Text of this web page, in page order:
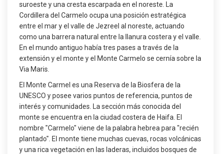
suroeste y una cresta escarpada en el noreste. La
Cordillera del Carmelo ocupa una posición estratégica
entre el mar y el valle de Jezreel al noreste, actuando
como una barrera natural entre la llanura costera y el valle.
En el mundo antiguo había tres pases a través de la
extensión y el monte y el Monte Carmelo se cernía sobre la
Via Maris.
El Monte Carmel es una Reserva de la Biosfera de la
UNESCO y posee varios puntos de referencia, puntos de
interés y comunidades. La sección más conocida del
monte se encuentra en la ciudad costera de Haifa. El
nombre "Carmelo" viene de la palabra hebrea para "recién
plantado". El monte tiene muchas cuevas, rocas volcánicas
y una rica vegetación en las laderas, incluidos bosques de